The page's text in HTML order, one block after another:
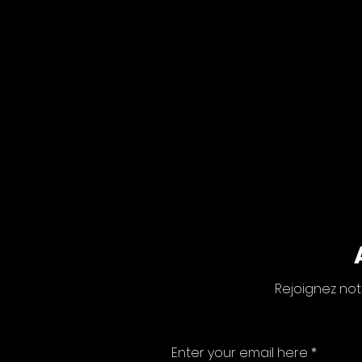
Rejoignez
Enter your email here